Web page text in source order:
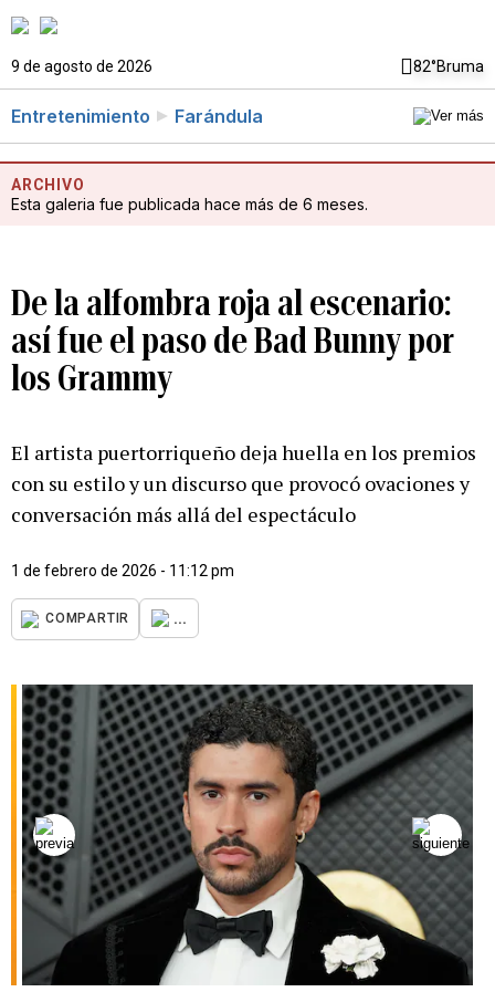
9 de agosto de 2026 82°Bruma
Entretenimiento Farándula
ARCHIVO
Esta galeria fue publicada hace más de 6 meses.
De la alfombra roja al escenario:
así fue el paso de Bad Bunny por
los Grammy
El artista puertorriqueño deja huella en los premios
con su estilo y un discurso que provocó ovaciones y
conversación más allá del espectáculo
1 de febrero de 2026 - 11:12 pm
COMPARTIR ...